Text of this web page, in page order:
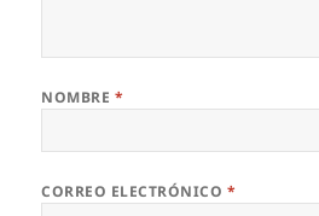
NOMBRE *
CORREO ELECTRÓNICO *